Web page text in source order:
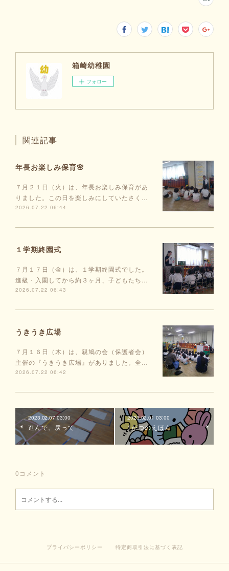
箱崎幼稚園
フォロー
関連記事
年長お楽しみ保育🌸
７月２１日（火）は、年長お楽しみ保育があ
りました。この日を楽しみにしていたさく…
2026.07.22 06:44
１学期終園式
７月１７日（金）は、１学期終園式でした。
進級・入園してから約３ヶ月、子どもたち…
2026.07.22 06:43
うきうき広場
７月１６日（木）は、親鳩の会（保護者会）
主催の『うきうき広場』がありました。全…
2026.07.22 06:42
2023.02.07 03:00
進んで、戻って
2023.02.01 03:00
1がつのえほん
0 コメント
プライバシーポリシー 特定商取引法に基づく表記